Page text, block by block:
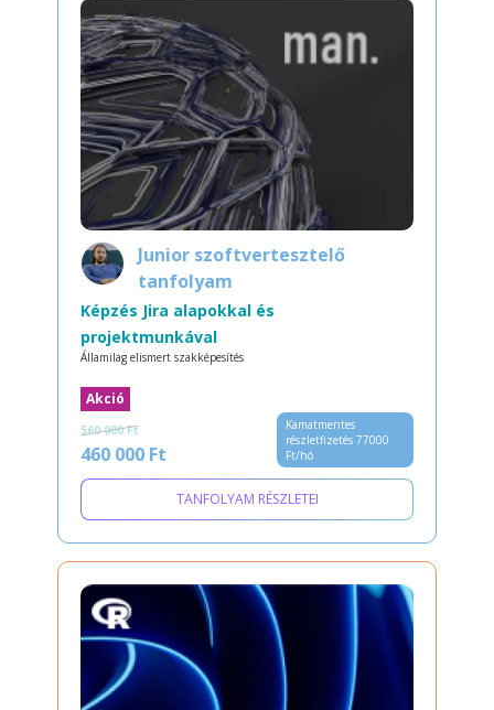
Junior szoftvertesztelő
tanfolyam
Képzés Jira alapokkal és
projektmunkával
Államilag elismert szakképesítés
Akció
560 000 Ft
460 000 Ft
Kamatmentes
részletfizetés 77000
Ft/hó
TANFOLYAM RÉSZLETEI